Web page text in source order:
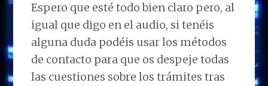
Espero que esté todo bien claro pero, al
igual que digo en el audio, si tenéis
alguna duda podéis usar los métodos
de contacto para que os despeje todas
las cuestiones sobre los trámites tras